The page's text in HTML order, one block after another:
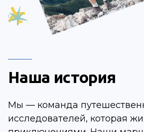
Наша история
Мы — команда
исследователей, которая